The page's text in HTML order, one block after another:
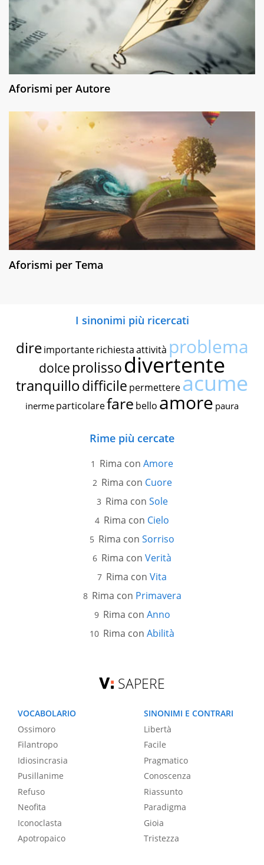
Aforismi per Autore
Aforismi per Tema
I sinonimi più ricercati
dire importante richiestaattività problema
dolce prolissodivertente
tranquillodifficile permettereacume
inerme particolarefare bello amore paura
Rime più cercate
Rima con Amore
Rima con Cuore
Rima con Sole
Rima con Cielo
Rima con Sorriso
Rima con Verità
Rima con Vita
Rima con Primavera
Rima con Anno
Rima con Abilità
SAPERE
VOCABOLARIO
Ossimoro
Filantropo
Idiosincrasia
Pusillanime
Refuso
Neofita
Iconoclasta
Apotropaico
SINONIMI E CONTRARI
Libertà
Facile
Pragmatico
Conoscenza
Riassunto
Paradigma
Gioia
Tristezza